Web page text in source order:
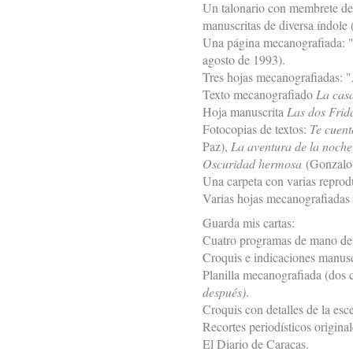
Un talonario con membrete
manuscritas de diversa
Una página
agosto de 1993).
Tres hojas
Texto mecanografiado La
Hoja manuscrita Las dos
Fotocopias de textos: Te
Paz), La aventura de la
Oscuridad hermosa
Una carpeta con varias
Varias hojas
Guarda mis cartas:
Cuatro programas de mano
Croquis e indicaciones
Planilla mecanografiada (dos
después).
Croquis con detalles de la
Recortes periodísticos
El Diario de Caracas.